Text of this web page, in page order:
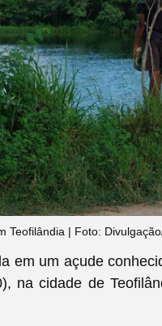
Teofilândia | Foto:
em um açude
na cidade de